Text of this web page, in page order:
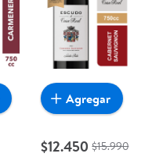
$12.450 $15.990
Agregar